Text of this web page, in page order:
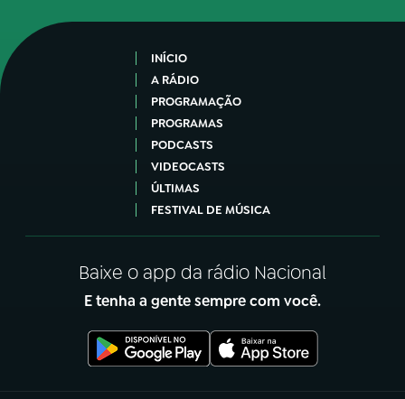
INÍCIO
A RÁDIO
PROGRAMAÇÃO
PROGRAMAS
PODCASTS
VIDEOCASTS
ÚLTIMAS
FESTIVAL DE MÚSICA
Baixe o app da rádio Nacional
E tenha a gente sempre com você.